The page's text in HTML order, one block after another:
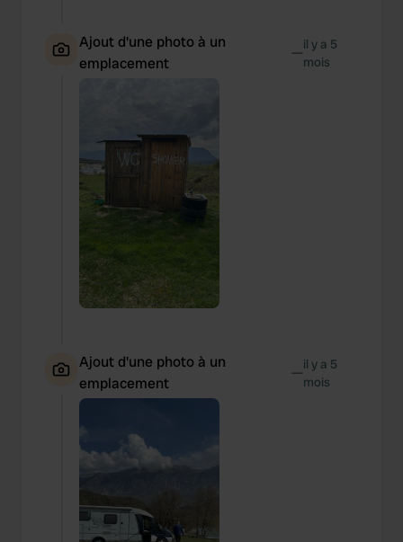
Ajout d'une photo à un
emplacement
—il y a 5
mois
Ajout d'une photo à un
emplacement
—il y a 5
mois